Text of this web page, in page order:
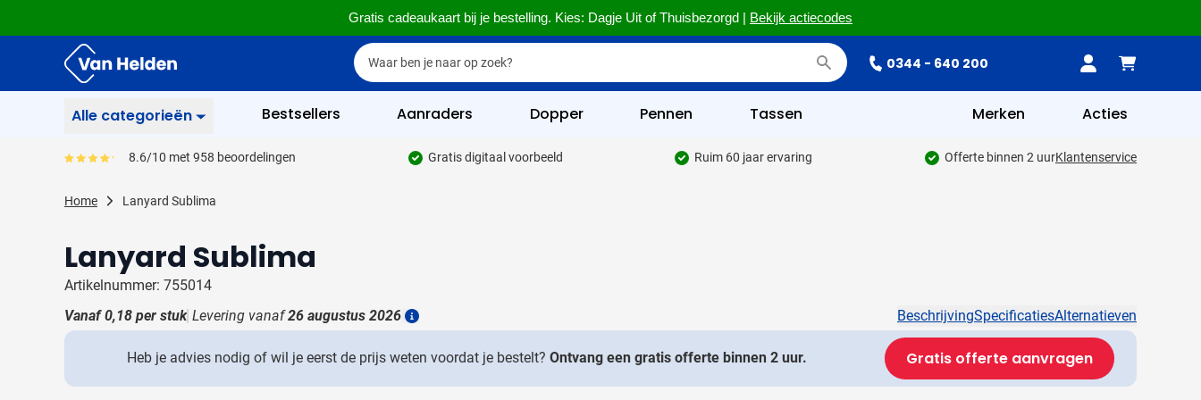
Gratis cadeaukaart bij je bestelling. Kies: Dagje Uit of Thuisbezorgd | Bekijk actiecodes
Ga naar de inhoud Zoek
Zoek
0344 - 640 200
Alle categorieën
Schrijfwaren
Toon submenu voor Drinkwaren categorie
Weggevertjes
Toon submenu voor Multimedia categorie
Tassen
Toon submenu voor Tassen categorie
Gereedschap & Veiligheid
Toon submenu voor Gereedschap & Veiligheid categorie
Bestsellers Aanraders Dopper Pennen Tassen Merken Acties
Gemiddeld reviewpercentage is 86
8.6/10 met 958 beoordelingen Gratis digitaal voorbeeld Ruim 60 jaar ervaring Offerte binnen 2 uurKlantenservice
Home Lanyard Sublima
Lanyard Sublima
Artikelnummer: 755014
Vanaf0,18 per stuk Levering vanaf26 augustus 2026
Details
BeschrijvingSpecificatiesAlternatieven
Heb je advies nodig of wil je eerst de prijs weten voordat je bestelt? Ontvang een gratis offerte binnen 2 uur. Gratis offerte aanvragen